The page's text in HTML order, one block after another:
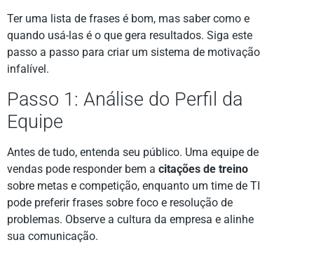
Ter uma lista de frases é bom, mas saber como e
quando usá-las é o que gera resultados. Siga este
passo a passo para criar um sistema de motivação
infalível.
Passo 1: Análise do Perfil da
Equipe
Antes de tudo, entenda seu público. Uma equipe de
vendas pode responder bem a citações de treino
sobre metas e competição, enquanto um time de TI
pode preferir frases sobre foco e resolução de
problemas. Observe a cultura da empresa e alinhe
sua comunicação.